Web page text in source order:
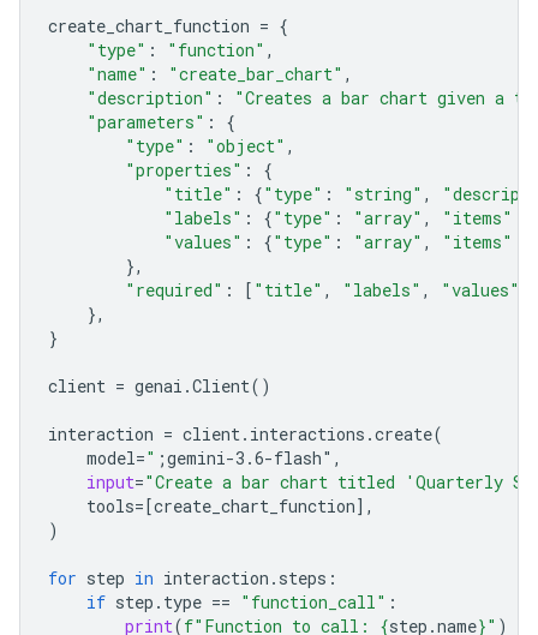
create_chart_function = {
"type" : "function" ,
"name" : "create_bar_chart" ,
"description" :
"Creates a bar chart given a
"parameters" :
{
"type" : "object" ,
"properties" :
{
"title" : {"type" : "string" ,
"labels" : {"type" : "array" , "items"
"values" : {"type" : "array" , "items"
},
"required" : [ "title" , "labels" , "values"
},
}
client = genai .Client()
interaction = client. interactions .create(
model=" ;gemini-3.6-flash" ,
input="Create a bar chart titled 'Quarterly
tools=[create_chart_function],
)
for step in interaction . steps :
if step . type == "function_call" :
print(f"Function to call: {step .name}" )